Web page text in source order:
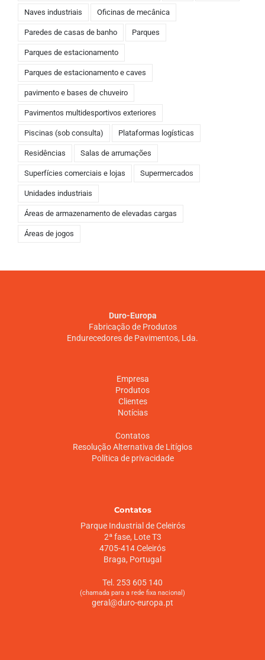
Naves industriais Oficinas de mecânica
Paredes de casas de banho Parques
Parques de estacionamento
Parques de estacionamento e caves
pavimento e bases de chuveiro
Pavimentos multidesportivos exteriores
Piscinas (sob consulta) Plataformas logísticas
Residências Salas de arrumações
Superfícies comerciais e lojas Supermercados
Unidades industriais
Áreas de armazenamento de elevadas cargas
Áreas de jogos
Duro-Europa
Fabricação de Produtos
Endurecedores de Pavimentos, Lda.
Empresa
Produtos
Clientes
Notícias
Contatos
Resolução Alternativa de Litígios
Política de privacidade
Contatos
Parque Industrial de Celeirós
2ª fase, Lote T3
4705-414 Celeirós
Braga, Portugal
Tel. 253 605 140
(chamada para a rede fixa nacional)
geral@duro-europa.pt